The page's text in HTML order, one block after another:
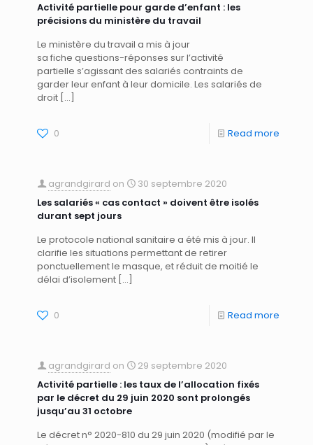
Activité partielle pour garde d’enfant : les
précisions du ministère du travail
Le ministère du travail a mis à jour
sa fiche questions-réponses sur l’activité
partielle s’agissant des salariés contraints de
garder leur enfant à leur domicile. Les salariés de
droit […]
0 Read more
agrandgirard on
30 septembre 2020
Les salariés « cas contact » doivent être isolés
durant sept jours
Le protocole national sanitaire a été mis à jour. Il
clarifie les situations permettant de retirer
ponctuellement le masque, et réduit de moitié le
délai d’isolement […]
0 Read more
agrandgirard on
29 septembre 2020
Activité partielle : les taux de l’allocation fixés
par le décret du 29 juin 2020 sont prolongés
jusqu’au 31 octobre
Le décret n° 2020-810 du 29 juin 2020 (modifié par le